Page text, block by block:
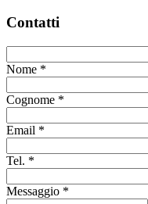
Contatti
Nome *
Cognome *
Email *
Tel. *
Messaggio *